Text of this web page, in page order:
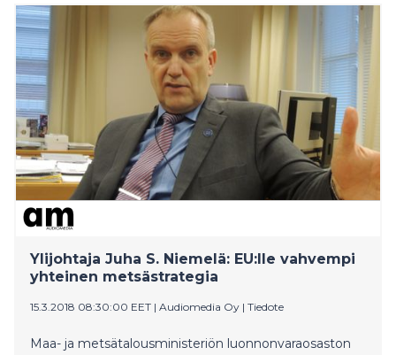
hakkuita”, Ruotsin metsäasioista vastaava
maatalousministeri Sven-Erik Bucht sanoo.
Ylijohtaja Juha S. Niemelä: EU:lle vahvempi
yhteinen metsästrategia
15.3.2018 08:30:00 EET | Audiomedia Oy | Tiedote
Maa- ja metsätalousministeriön luonnonvaraosaston